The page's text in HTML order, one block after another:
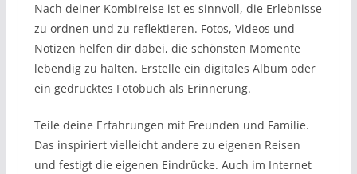
Nach deiner Kombireise ist es sinnvoll, die Erlebnisse
zu ordnen und zu reflektieren. Fotos, Videos und
Notizen helfen dir dabei, die schönsten Momente
lebendig zu halten. Erstelle ein digitales Album oder
ein gedrucktes Fotobuch als Erinnerung.
Teile deine Erfahrungen mit Freunden und Familie.
Das inspiriert vielleicht andere zu eigenen Reisen
und festigt die eigenen Eindrücke. Auch im Internet